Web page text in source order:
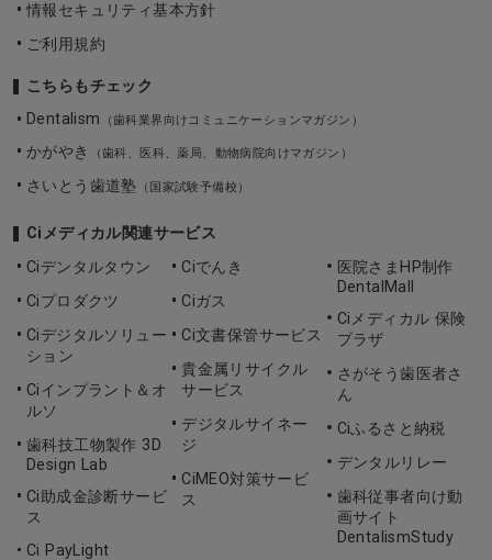
情報セキュリティ基本方針
ご利用規約
こちらもチェック
Dentalism
（歯科業界向けコミュニケーションマガジン）
かがやき （歯科、医科、薬局、動物病院向けマガジン）
さいとう歯道塾 （国家試験予備校）
Ciメディカル関連サービス
Ciデンタルタウン
Ciプロダクツ
Ciデジタルソリュー
ション
Ciインプラント＆オ
ルソ
歯科技工物製作 3D
Design Lab
Ci助成金診断サービ
ス
Ci PayLight
Ciでんき
Ciガス
Ci文書保管サービス
貴金属リサイクル
サービス
デジタルサイネー
ジ
CiMEO対策サービ
ス
医院さまHP制作
DentalMall
Ciメディカル 保険
プラザ
さがそう歯医者さ
ん
Ciふるさと納税
デンタルリレー
歯科従事者向け動
画サイト
DentalismStudy